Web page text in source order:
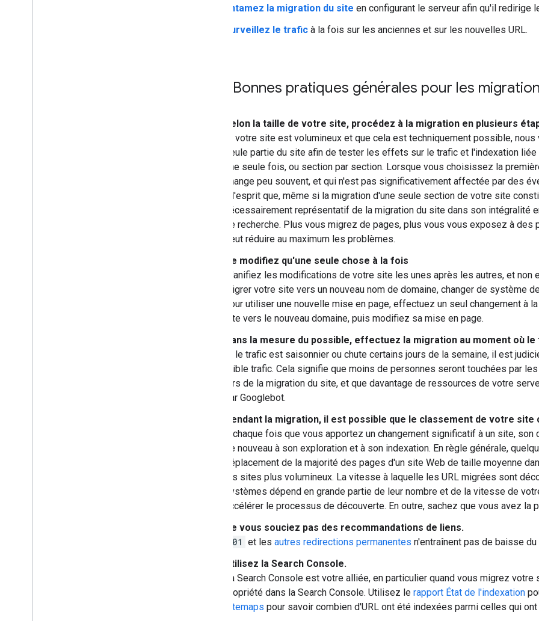
Entamez la migration du site en configurant le serveur afin qu'il redirige
Surveillez le trafic à la fois sur les anciennes et sur les nouvelles URL.
Bonnes pratiques générales pour les
Selon la taille de votre site, procédez à la migration en plusieurs
Si votre site est volumineux et que cela est techniquement possible,
seule partie du site afin de tester les effets sur le trafic et l'indexation
une seule fois, ou section par section. Lorsque vous choisissez la
change peu souvent, et qui n'est pas significativement affectée par des
à l'esprit que, même si la migration d'une seule section de votre site
nécessairement représentatif de la migration du site dans son intégralité
de recherche. Plus vous migrez de pages, plus vous vous exposez à
peut réduire au maximum les problèmes.
Ne modifiez qu'une seule chose à la fois
Planifiez les modifications de votre site les unes après les autres, et
migrer votre site vers un nouveau nom de domaine, changer de système
pour utiliser une nouvelle mise en page, effectuez un seul changement à
site vers le nouveau domaine, puis modifiez sa mise en page.
Dans la mesure du possible, effectuez la migration au moment où
Si le trafic est saisonnier ou chute certains jours de la semaine, il est
faible trafic. Cela signifie que moins de personnes seront touchées par
lors de la migration du site, et que davantage de ressources de votre
par Googlebot.
Pendant la migration, il est possible que le classement de votre
À chaque fois que vous apportez un changement significatif à un site,
de nouveau à son exploration et à son indexation. En règle générale,
déplacement de la majorité des pages d'un site Web de taille moyenne
les sites plus volumineux. La vitesse à laquelle les URL migrées sont
systèmes dépend en grande partie de leur nombre et de la vitesse de
accélérer le processus de découverte. En outre, sachez que vous avez
Ne vous souciez pas des recommandations de liens.
301 et les autres redirections permanentes n'entraînent pas de baisse du
Utilisez la Search Console.
La Search Console est votre alliée, en particulier quand vous migrez
propriété dans la Search Console. Utilisez le rapport État de l'indexation
sitemaps pour savoir combien d'URL ont été indexées parmi celles qui